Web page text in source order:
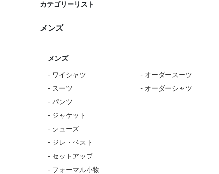
カテゴリーリスト
メンズ
メンズ
- ワイシャツ
- スーツ
- パンツ
- ジャケット
- シューズ
- ジレ・ベスト
- セットアップ
- フォーマル小物
- オーダースーツ
- オーダーシャツ